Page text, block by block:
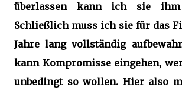
überlassen kann ich sie
Schließlich muss ich sie für das
Jahre lang vollständig
kann Kompromisse eingehen,
unbedingt so wollen. Hier also